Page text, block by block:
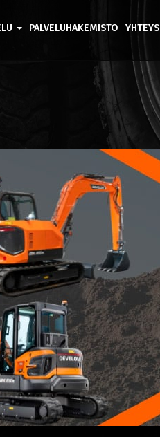
PALVELUHAKEMISTO YHTEYS